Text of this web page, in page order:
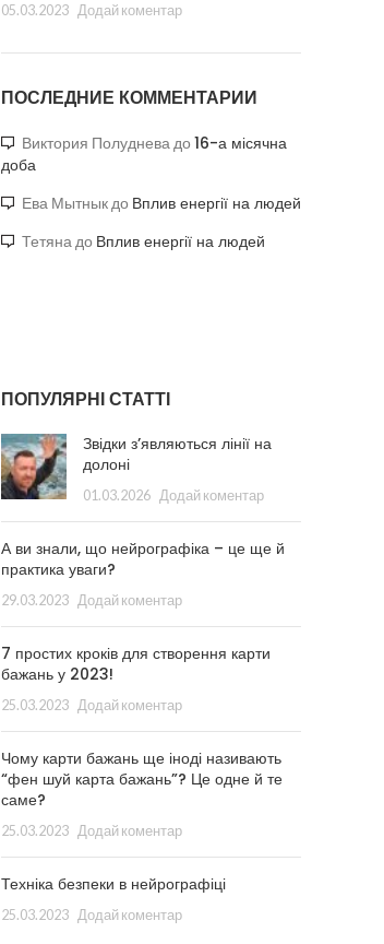
05.03.2023 Додай коментар
ПОСЛЕДНИЕ КОММЕНТАРИИ
Виктория Полуднева до 16-а місячна
доба
Ева Мытныкдо Вплив енергії на людей
Тетяна до Вплив енергії на людей
ПОПУЛЯРНІ СТАТТІ
Звідки з’являються лінії на
долоні
01.03.2026 Додай коментар
А ви знали, що нейрографіка – це ще й
практика уваги?
29.03.2023 Додай коментар
7 простих кроків для створення карти
бажань у 2023!
25.03.2023 Додай коментар
Чому карти бажань ще іноді називають
“фен шуй карта бажань”? Це одне й те
саме?
25.03.2023 Додай коментар
Техніка безпеки в нейрографіці
25.03.2023 Додай коментар